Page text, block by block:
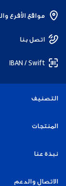
مواقع الأفرع
اتصل بنا
IBAN / Swift
التصنيف
الأفراد
المنتجات
الحسابات
نبذة عنا
التوظيف
الاتصال والدعم